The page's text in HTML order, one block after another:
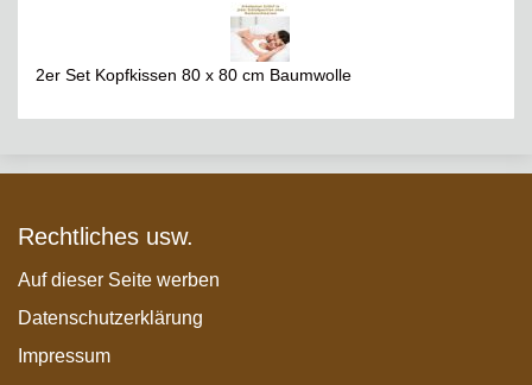
2er Set Kopfkissen 80 x 80 cm Baumwolle
Rechtliches usw.
Auf dieser Seite werben
Datenschutzerklärung
Impressum